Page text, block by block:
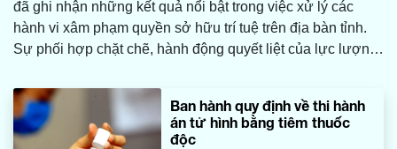
đã ghi nhận những kết quả nổi bật trong việc xử lý các
hành vi xâm phạm quyền sở hữu trí tuệ trên địa bàn tỉnh.
Sự phối hợp chặt chẽ, hành động quyết liệt của lực lượng
chấn chỉnh, từng bước siết chặt kỷ cương, lập lại trật tự thị
trường.
Ban hành quy định về thi hành
án tử hình bằng tiêm thuốc
độc